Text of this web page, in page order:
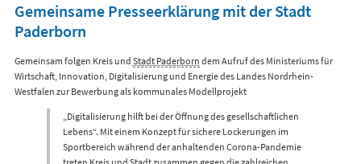
Gemeinsame Presseerklärung mit der Stadt
Paderborn
Gemeinsam folgen Kreis und Stadt Paderborn dem Aufruf des Ministeriums für
Wirtschaft, Innovation, Digitalisierung und Energie des Landes Nordrhein-
Westfalen zur Bewerbung als kommunales Modellprojekt
„Digitalisierung hilft bei der Öffnung des gesellschaftlichen
Lebens“. Mit einem Konzept für sichere Lockerungen im
Sportbereich während der anhaltenden Corona-Pandemie